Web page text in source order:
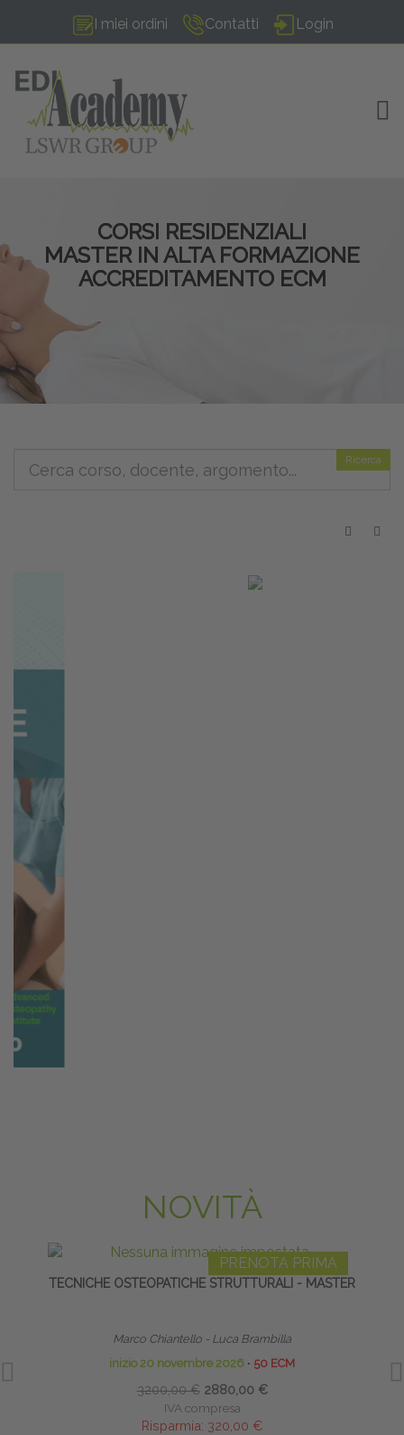
I miei ordini Contatti Login
CORSI RESIDENZIALI
MASTER IN ALTA FORMAZIONE
ACCREDITAMENTO ECM
Ricerca
NOVITÀ
PRENOTA PRIMA
TECNICHE OSTEOPATICHE STRUTTURALI - MASTER
Marco Chiantello - Luca Brambilla
inizio 20 novembre 2026 ∙ 50 ECM
3200,00 € 2880,00 €
IVA compresa
Risparmia: 320,00 €